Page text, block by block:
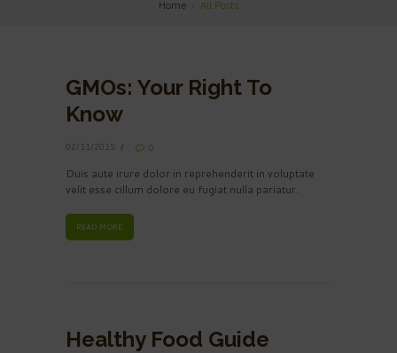
Home All Posts
GMOs: Your Right To
Know
02/11/2015 0
Duis aute irure dolor in reprehenderit in voluptate
velit esse cillum dolore eu fugiat nulla pariatur.
READ MORE
Healthy Food Guide